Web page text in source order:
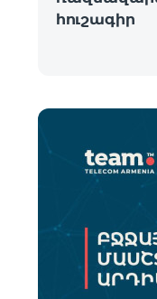
հուշագիր